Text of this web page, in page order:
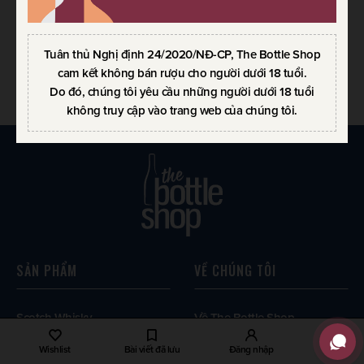
Tuân thủ Nghị định 24/2020/NĐ-CP, The Bottle Shop
cam kết không bán rượu cho người dưới 18 tuổi.
Do đó, chúng tôi yêu cầu những người dưới 18 tuổi
không truy cập vào trang web của chúng tôi.
Wishlist Bài viết đã lưu Đăng nhập
COGNAC HENNESSY VSOP
LED 3L – ĐỎ
Chai lớn / Lên đến 43%
LIÊN HỆ
SẢN PHẨM
Scotch Whisky
World Whisky
Rượu vang
VỀ CHÚNG TÔI
Về The Bottle Shop
Chính sách bảo mật thông tin